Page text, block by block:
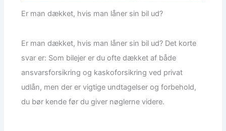
Er man dækket, hvis man låner sin bil ud?
Er man dækket, hvis man låner sin bil ud? Det korte
svar er: Som bilejer er du ofte dækket af både
ansvarsforsikring og kaskoforsikring ved privat
udlån, men der er vigtige undtagelser og forbehold,
du bør kende før du giver nøglerne videre.